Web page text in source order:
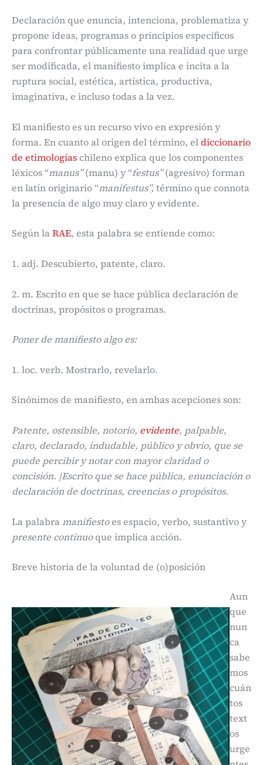
Declaración que enuncia, intenciona, problematiza y
propone ideas, programas o principios específicos
para confrontar públicamente una realidad que urge
ser modificada, el manifiesto implica e incita a la
ruptura social, estética, artística, productiva,
imaginativa, e incluso todas a la vez.
El manifiesto es un recurso vivo en expresión y
forma. En cuanto al origen del término, eldiccionario
de etimologíaschileno explica que los componentes
léxicos “manus”(manu) y “festus”(agresivo) forman
en latín originario “manifestus”, término que connota
la presencia de algo muy claro y evidente.
Según laRAE, esta palabra se entiende como:
1. adj. Descubierto, patente, claro.
2. m. Escrito en que se hace pública declaración de
doctrinas, propósitos o programas.
Poner de manifiesto algo es:
1. loc. verb. Mostrarlo, revelarlo.
Sinónimos de manifiesto, en ambas acepciones son:
Patente, ostensible, notorio, evidente, palpable,
claro, declarado, indudable, público y obvio, que se
puede percibir y notar con mayor claridad o
concisión. |Escrito que se hace pública, enunciación o
declaración de doctrinas, creencias o propósitos.
La palabra manifiestoes espacio, verbo, sustantivo y
presente continuoque implica acción.
Breve historia de la voluntad de (o)posición
Aun
que
nun
ca
sabe
mos
cuán
tos
text
os
urge